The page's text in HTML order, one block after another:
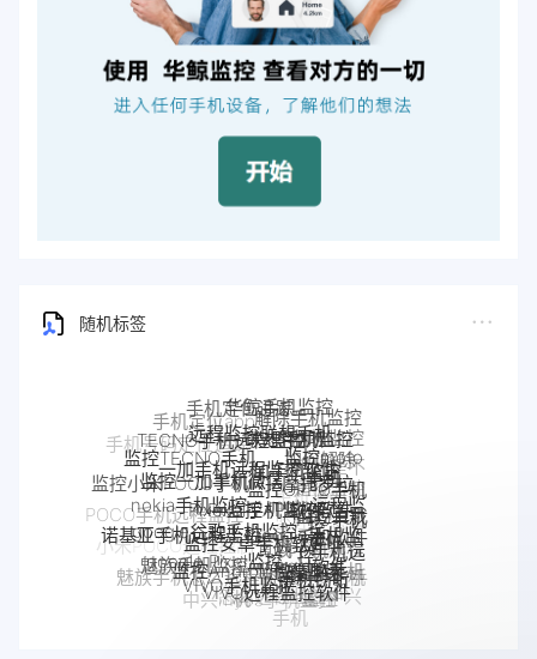
随机标签
手机是不
是被监控
了
手机被别人
监控了怎么
解除
如何解除
手机被监
控
手机反
监控
苹果手机怎么监控另
一台手机
监控iPhone微信聊天
iPhone监控软件
iPhone苹果手机监控
小米POCO远程控制
POCO手机远程监控
监控小米POCO手机
监控TECNO手机
TECNO手机远程监控
远程监控联想手机
联想手机监控
监控moto
手机
摩托罗拉
moto远程监
控
监控真我
手机软件
真我手机远程
监控别人手机
realme手机
监控
怎么远程监控中兴
手机
中兴myos手机监控
魅族手机怎么远程监控另一台手
机
魅族手机监控
诺基亚手机远程监控
nokia手机监控
监控一加手机微信
一加手机远程监控软件
一加手机监控
监控OPPO手机
软件
OPPO手机
定位
OPPO手机远
程监控
手机窃听
VIVO远程监控软件
VIVO手机监控
google Pixel监控
google谷歌手机监控
Pixel监控APP
Pixel手机监控软件
google手机监
控
Android软件
监控Android微信聊天
监控安卓手机软件